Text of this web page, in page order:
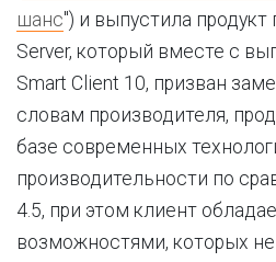
шанс") и выпустила
Server, который вместе с
Smart Client 10, призван
словам производителя,
базе современных
производительности по
4.5, при этом клиент
возможностями, которых не